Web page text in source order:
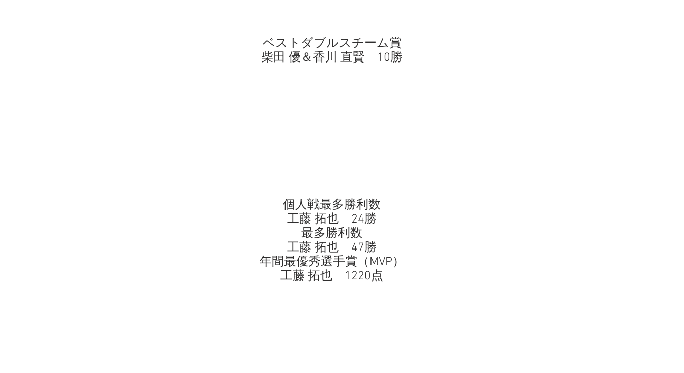
ベストダブルスチーム賞
柴田 優＆香川 直賢　10勝
個人戦最多勝利数
工藤 拓也　24勝
最多勝利数
工藤 拓也　47勝
年間最優秀選手賞（MVP）
工藤 拓也　1220点